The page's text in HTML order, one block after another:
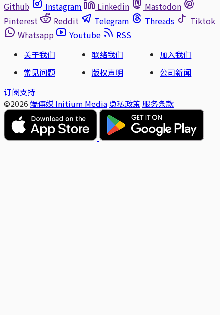
Github
Instagram Linkedin
Mastodon
Pinterest
Reddit Telegram Threads
Tiktok
Whatsapp
Youtube
RSS
关于我们
联络我们
加入我们
常见问题
版权声明
公司新闻
订阅支持
©2026 端傳媒 Initium Media 隐私政策 服务条款